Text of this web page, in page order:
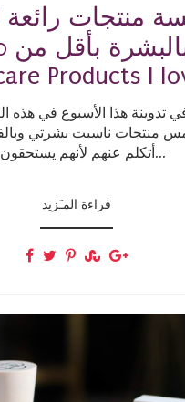
منتجات رائعة
Products I
تدوينة هذا الأسبوع في هذه
منتجات ناسبت بشرتي
أتكلم عنهم لأنهم يستحقون با...
قراءة المـَزيد